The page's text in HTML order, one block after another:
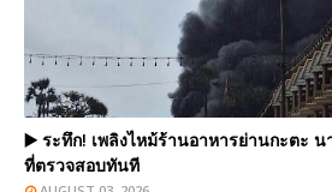
▶️ ระทึก! เพลิงไหม้ร้านอาหารย่านกะตะ น
ที่ตรวจสอบทันที